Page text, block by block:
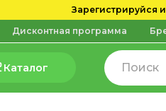
Зарегистрируйся
Дисконтная программа
Каталог